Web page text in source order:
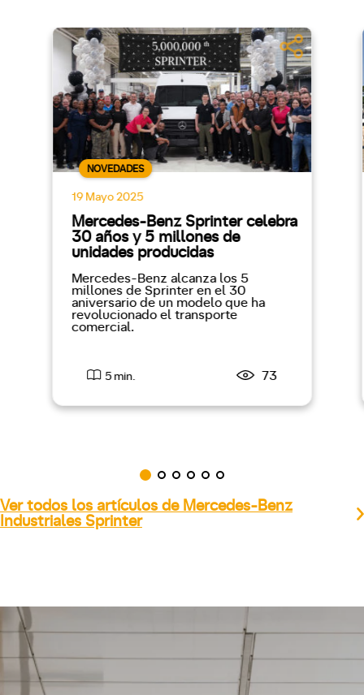
NOVEDADES
19 Mayo 2025
Mercedes-Benz Sprinter celebra
30 años y 5 millones de
unidades producidas
Mercedes-Benz alcanza los 5
millones de Sprinter en el 30
aniversario de un modelo que ha
revolucionado el transporte
comercial.
5 min. 73
Ver todos los artículos de Mercedes-Benz
Industriales Sprinter